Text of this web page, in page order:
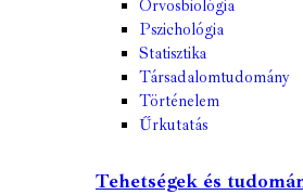
Orvosbiológia
Pszichológia
Statisztika
Társadalomtudomány
Történelem
Űrkutatás
Tehetségek és